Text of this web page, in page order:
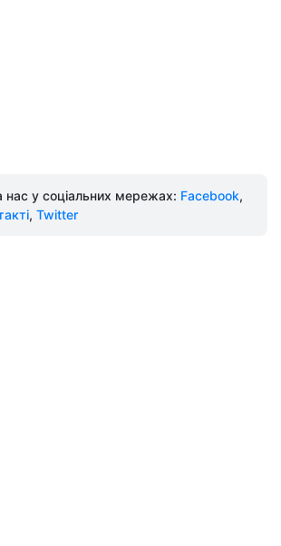
нас у соціальних мережах: Facebook,
, Twitter